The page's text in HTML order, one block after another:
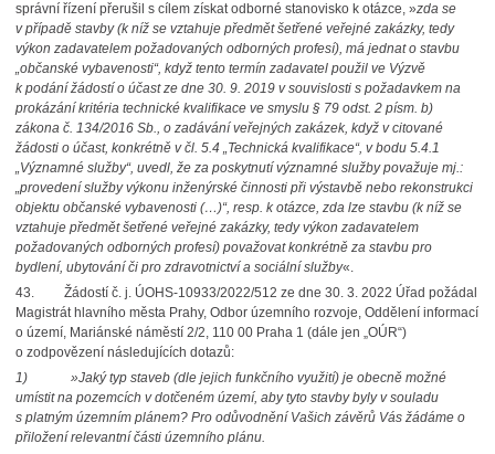
správní řízení přerušil s cílem získat odborné stanovisko k otázce, »zda se
v případě stavby (k níž se vztahuje předmět šetřené veřejné zakázky, tedy
výkon zadavatelem požadovaných odborných profesí), má jednat o stavbu
„občanské vybavenosti“, když tento termín zadavatel použil ve Výzvě
k podání žádostí o účast ze dne 30. 9. 2019 v souvislosti s požadavkem na
prokázání kritéria technické kvalifikace ve smyslu § 79 odst. 2 písm. b)
zákona č. 134/2016 Sb., o zadávání veřejných zakázek, když v citované
žádosti o účast, konkrétně v čl. 5.4 „Technická kvalifikace“, v bodu 5.4.1
„Významné služby“, uvedl, že za poskytnutí významné služby považuje mj.:
„provedení služby výkonu inženýrské činnosti při výstavbě nebo rekonstrukci
objektu občanské vybavenosti (…)“, resp. k otázce, zda lze stavbu (k níž se
vztahuje předmět šetřené veřejné zakázky, tedy výkon zadavatelem
požadovaných odborných profesí) považovat konkrétně za stavbu pro
bydlení, ubytování či pro zdravotnictví a sociální služby«.
43. Žádostí č. j. ÚOHS-10933/2022/512 ze dne 30. 3. 2022 Úřad požádal
Magistrát hlavního města Prahy, Odbor územního rozvoje, Oddělení informací
o území, Mariánské náměstí 2/2, 110 00 Praha 1 (dále jen „OÚR“)
o zodpovězení následujících dotazů:
1) »Jaký typ staveb (dle jejich funkčního využití) je obecně možné
umístit na pozemcích v dotčeném území, aby tyto stavby byly v souladu
s platným územním plánem? Pro odůvodnění Vašich závěrů Vás žádáme o
přiložení relevantní části územního plánu.